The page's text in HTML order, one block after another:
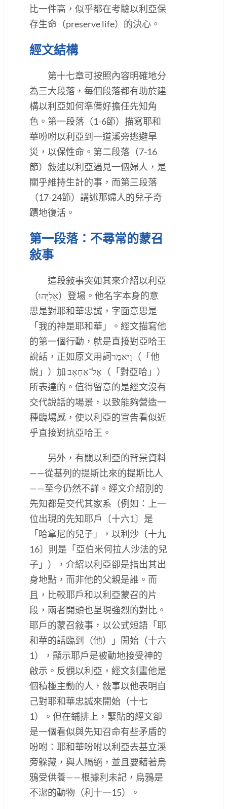
比一件高，似乎都在考驗以利亞保
存生命（preserve life）的決心。
經文結構
第十七章可按照內容明確地分
為三大段落，每個段落都有助於建
構以利亞如何準備好擔任先知角
色。第一段落（1-6節）描寫耶和
華吩咐以利亞到一道溪旁逃避旱
災，以保性命。第二段落（7-16
節）敍述以利亞遇見一個婦人，是
關乎維持生計的事，而第三段落
（17-24節）講述那婦人的兒子奇
蹟地復活。
第一段落：不尋常的蒙召
敍事
這段敍事突如其來介紹以利亞
（אֵלִיָּהוּ）登場。他名字本身的意
思是對耶和華忠誠，字面意思是
「我的神是耶和華」。經文描寫他
的第一個行動，就是直接對亞哈王
說話，正如原文用詞וַיֹּאמֶר（「他
說」）加 אֶל־אַחְאָב（「對亞哈」）
所表達的。值得留意的是經文沒有
交代說話的場景，以致能夠營造一
種臨場感，使以利亞的宣告看似近
乎直接對抗亞哈王。
另外，有關以利亞的背景資料
——從基列的提斯比來的提斯比人
——至今仍然不詳。經文介紹別的
先知都是交代其家系（例如：上一
位出現的先知耶戶〔十六1〕是
「哈拿尼的兒子」，以利沙〔十九
16〕則是「亞伯米何拉人沙法的兒
子」），介紹以利亞卻是指出其出
身地點，而非他的父親是誰。而
且，比較耶戶和以利亞蒙召的片
段，兩者開頭也呈現強烈的對比。
耶戶的蒙召敍事，以公式短語「耶
和華的話臨到（他）」開始（十六
1），顯示耶戶是被動地接受神的
啟示。反觀以利亞，經文刻畫他是
個積極主動的人，敍事以他表明自
己對耶和華忠誠來開始（十七
1）。但在鋪排上，緊貼的經文卻
是一個看似與先知召命有些矛盾的
吩咐：耶和華吩咐以利亞去基立溪
旁躲藏，與人隔絕，並且要藉著烏
鴉受供養——根據利未記，烏鴉是
不潔的動物（利十一15）。